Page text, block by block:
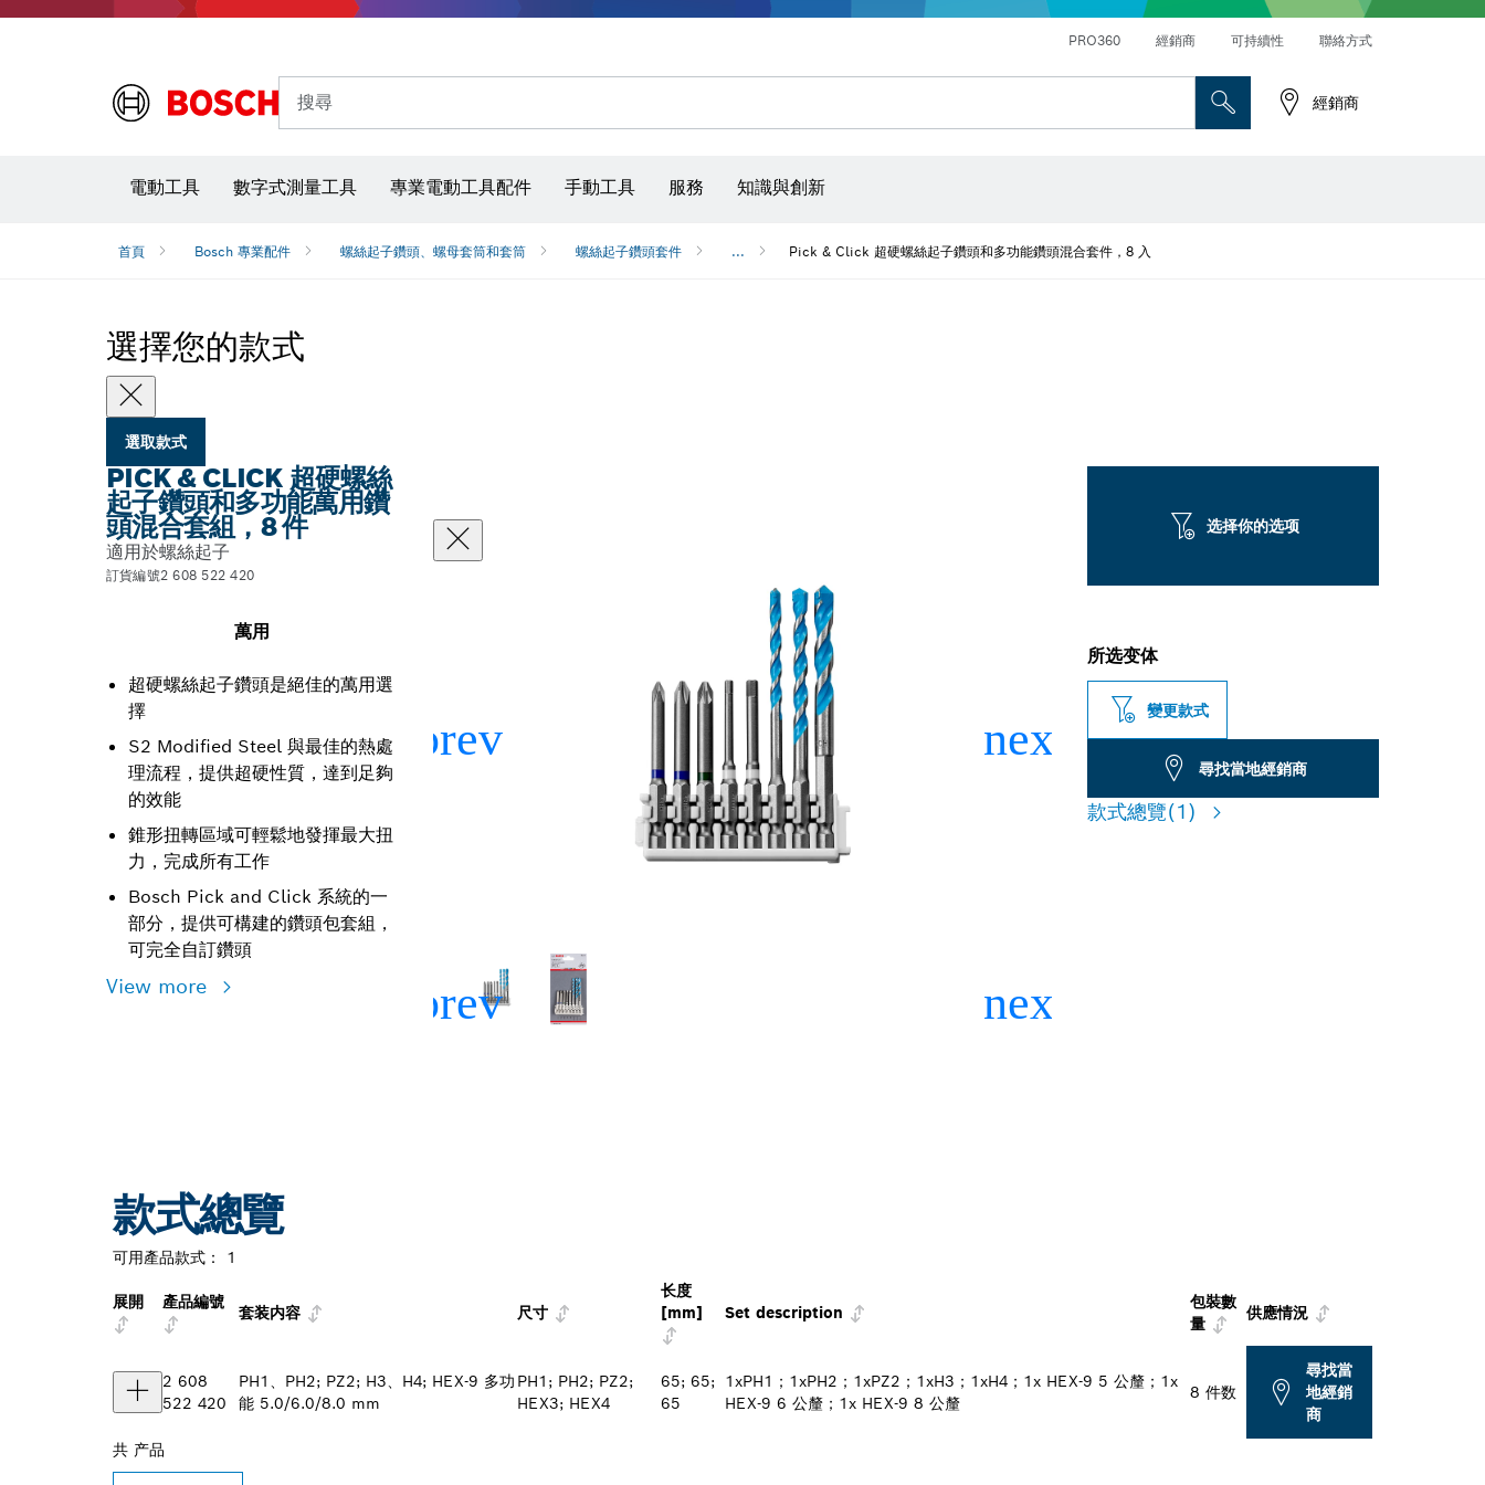
PRO360 經銷商 可持續性 聯絡方式
搜尋 經銷商
電動工具 數字式測量工具 專業電動工具配件 手動工具 服務 知識與創新
首頁 Bosch 專業配件 螺絲起子鑽頭、螺母套筒和套筒 螺絲起子鑽頭套件 ... Pick & Click 超硬螺絲起子鑽頭和多功能鑽頭混合套件，8 入
選擇您的款式
選取款式
PICK & CLICK 超硬螺絲
起子鑽頭和多功能萬用鑽
頭混合套組，8 件
適用於螺絲起子
訂貨編號2 608 522 420
萬用
超硬螺絲起子鑽頭是絕佳的萬用選
擇
S2 Modified Steel 與最佳的熱處
理流程，提供超硬性質，達到足夠
的效能
錐形扭轉區域可輕鬆地發揮最大扭
力，完成所有工作
Bosch Pick and Click 系統的一
部分，提供可構建的鑽頭包套組，
可完全自訂鑽頭
View more
选择你的选项
所选变体
變更款式
尋找當地經銷商
款式總覽(1)
款式總覽
可用產品款式： 1
展開 產品編號
套装内容 尺寸
长度
[mm]
Set description
包裝數
量
供應情況
2 608
522 420
PH1、PH2; PZ2; H3、H4; HEX-9 多功
能 5.0/6.0/8.0 mm
PH1; PH2; PZ2;
HEX3; HEX4
65; 65;
65
1xPH1；1xPH2；1xPZ2；1xH3；1xH4；1x HEX-9 5 公釐；1x
HEX-9 6 公釐；1x HEX-9 8 公釐
8 件数
尋找當
地經銷
商
共 产品